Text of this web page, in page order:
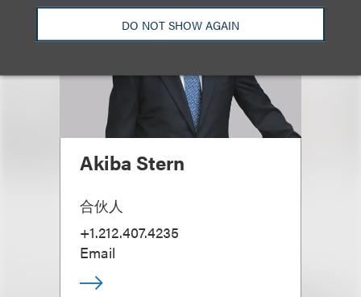
DO NOT SHOW AGAIN
Akiba Stern
合伙人
+1.212.407.4235
Email